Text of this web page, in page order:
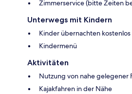
Zimmerservice (bitte Zeiten
Unterwegs mit Kindern
Kinder übernachten kostenlos
Kindermenü
Aktivitäten
Nutzung von nahe gelegener
Kajakfahren in der Nähe